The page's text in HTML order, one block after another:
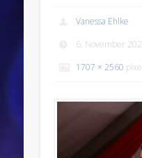
Vanessa Ehlke
6. November
1707 × 2560